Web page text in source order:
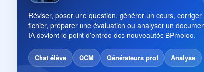
Réviser, poser une question, générer un cours, corriger
fichier, préparer une évaluation ou analyser un
IA devient le point d’entrée des nouveautés BPmelec.
Chat élève QCM Générateurs prof Analyse